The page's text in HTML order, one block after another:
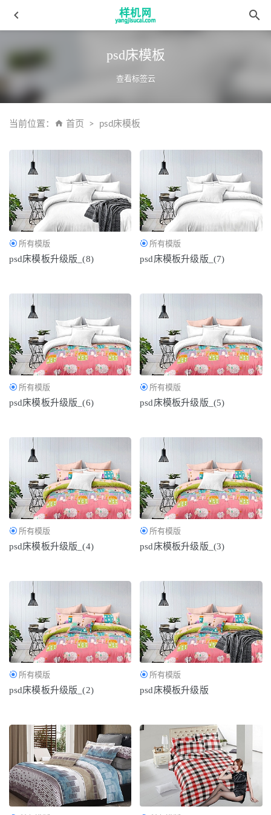
psd床模板
查看标签云
当前位置： 首页 psd床模板
所有模版
psd床模板升级版_(8)
所有模版
psd床模板升级版_(7)
所有模版
psd床模板升级版_(6)
所有模版
psd床模板升级版_(5)
所有模版
psd床模板升级版_(4)
所有模版
psd床模板升级版_(3)
所有模版
psd床模板升级版_(2)
所有模版
psd床模板升级版
复制aijiads.taobao (732)_625
2022-03-31
荷叶边花色宝(2112)XG 2022-03-31
床单花色宝(2223)光影xg 2022-04-10
天丝高光花色宝(2582)智能xg2 2022-03-19